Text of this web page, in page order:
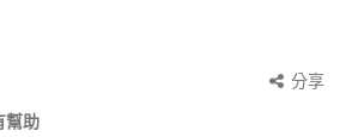
分享
幫助